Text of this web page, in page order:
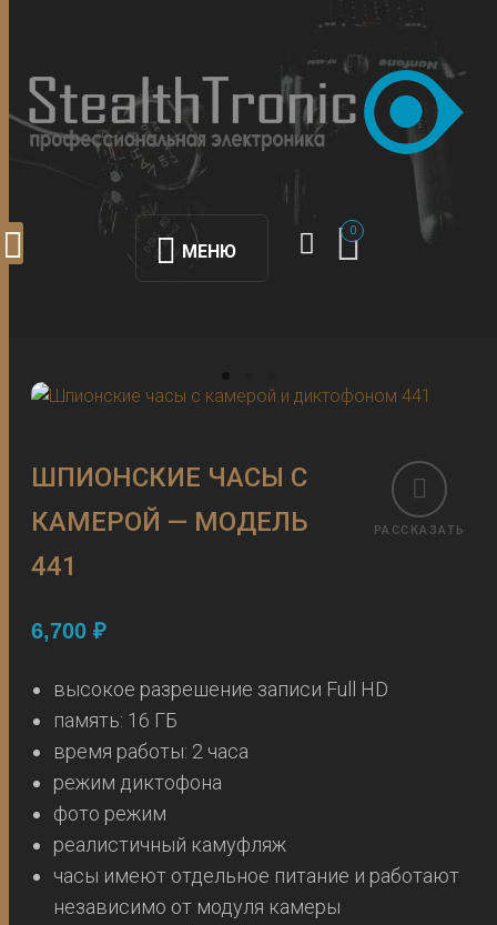
МЕНЮ
0
РАССКАЗАТЬ
ШПИОНСКИЕ ЧАСЫ С
КАМЕРОЙ — МОДЕЛЬ
441
6,700₽
высокое разрешение записи Full HD
память: 16 ГБ
время работы: 2 часа
режим диктофона
фото режим
реалистичный камуфляж
часы имеют отдельное питание и работают
независимо от модуля камеры